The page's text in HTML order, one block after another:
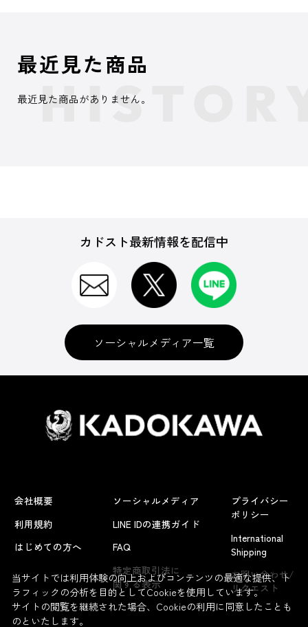
よくあるお問い合わせ
最近見た商品
最近見た商品がありません。
カドスト最新情報を配信中
ソーシャルメディア一覧
会社概要
利用規約
はじめての方へ
ソーシャルメディア
LINE IDの連携ガイド
FAQ
特定商取引法に
関する表示
プライバシー
ポリシー
International
Shipping
お問い合わせ/
リクエスト
当サイトでは利用体験の向上およびコンテンツの最適な提供、ト
ラフィックの分析を目的としてCookieを使用しています。
サイトの閲覧を継続された場合、Cookieの利用に同意したことも
のといたします。